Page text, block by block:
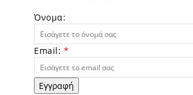
Όνομα:
Email: *
Εγγραφή